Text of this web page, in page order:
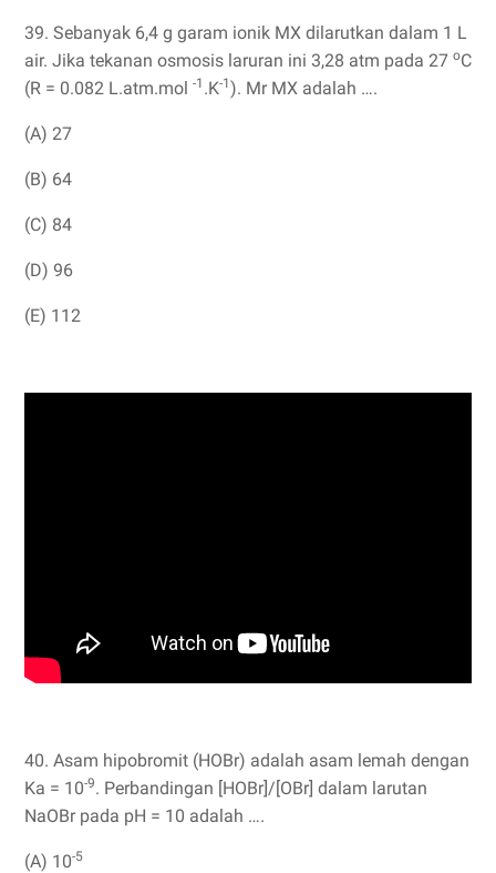
39. Sebanyak 6,4 g garam ionik MX dilarutkan dalam 1 L
air. Jika tekanan osmosis laruran ini 3,28 atm pada 27 oC
(R = 0.082 L.atm.mol -1 .K-1). Mr MX adalah ….
(A) 27
(B) 64
(C) 84
(D) 96
(E) 112
40. Asam hipobromit (HOBr) adalah asam lemah dengan
Ka = 10-9. Perbandingan [HOBr]/[OBr] dalam larutan
NaOBr pada pH = 10 adalah ….
(A) 10-5